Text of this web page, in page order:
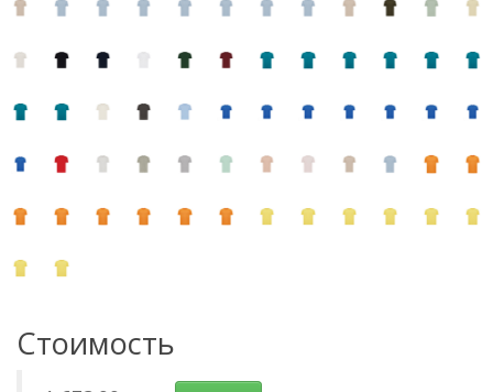
Стоимость